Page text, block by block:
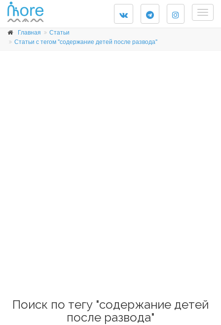
Главная
Статьи
Статьи с тегом "содержание детей после развода"
Поиск по тегу "содержание детей
после развода"